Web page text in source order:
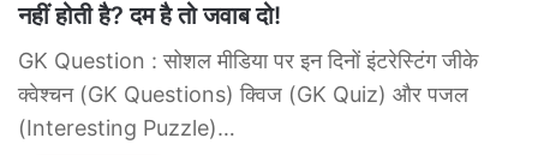
नहीं होती है? दम है तो जवाब दो!
GK Question : सोशल मीडिया पर इन दिनों इंटरेस्टिंग जीके
क्वेश्चन (GK Questions) क्विज (GK Quiz) और पजल
(Interesting Puzzle)…